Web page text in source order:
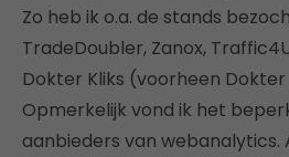
Zo heb ik o.a. de stands
TradeDoubler, Zanox,
Dokter Kliks (voorheen
Opmerkelijk vond ik het
aanbieders van webanalytics.